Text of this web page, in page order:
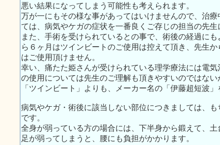
悪い結果になってしまう可能性も考えられます。
万が一にもその様な事があってはいけませんので、治
ては、病気やケガの症状を一番良くご存じの担当の先
また、手術を受けられているとの事で、術後の経過に
ら６ヶ月はツインビートのご使用は控えて頂き、先生
はご使用頂けません。
幸い、痛たた姫さんが受けられている理学療法には電
の使用については先生のご理解も頂きやすいのではな
「ツインビート」よりも、メーカー名の「伊藤超短波
病気やケガ・術後に該当しない部位につきましては、
です。
全身が弱っている方の場合には、下半身から鍛えて、
足が弱ってしまうと、腰にも負担がかかります。